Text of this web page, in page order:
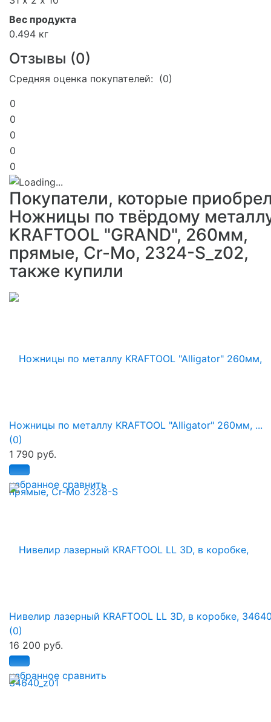
Вес продукта
0.494 кг
Отзывы (0)
Средняя оценка покупателей: (0)
0
0
0
0
0
Покупатели, которые
Ножницы по твёрдому
KRAFTOOL "GRAND", 260мм,
прямые, Cr-Mo, 2324-S_z02,
также купили
избранное сравнить
Ножницы по металлу KRAFTOOL "Alligator" 260мм, ...
(0)
1 790 руб.
избранное сравнить
Нивелир лазерный KRAFTOOL LL 3D, в коробке,
(0)
16 200 руб.